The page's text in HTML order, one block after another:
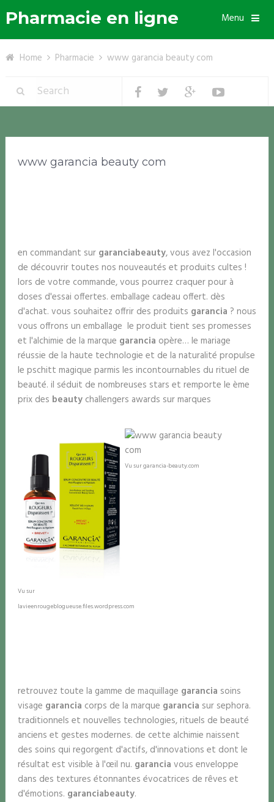
Pharmacie en ligne Menu
Home Pharmacie www garancia beauty com
www garancia beauty com
en commandant sur garanciabeauty, vous avez l'occasion
de découvrir toutes nos nouveautés et produits cultes !
lors de votre commande, vous pourrez craquer pour à
doses d'essai offertes. emballage cadeau offert. dès
d'achat. vous souhaitez offrir des produits garancia ? nous
vous offrons un emballage le produit tient ses promesses
et l'alchimie de la marque garancia opère… le mariage
réussie de la haute technologie et de la naturalité propulse
le pschitt magique parmis les incontournables du rituel de
beauté. il séduit de nombreuses stars et remporte le ème
prix des beautychallengers awards sur marques
Vu sur
lavieenrougeblogueuse.files.wordpress.com
Vu sur garancia-beauty.com
retrouvez toute la gamme de maquillage garancia soins
visage garancia corps de la marque garancia sur sephora.
traditionnels et nouvelles technologies, rituels de beauté
anciens et gestes modernes. de cette alchimie naissent
des soins qui regorgent d'actifs, d'innovations et dont le
résultat est visible à l'œil nu. garancia vous enveloppe
dans des textures étonnantes évocatrices de rêves et
d'émotions. garanciabeauty.